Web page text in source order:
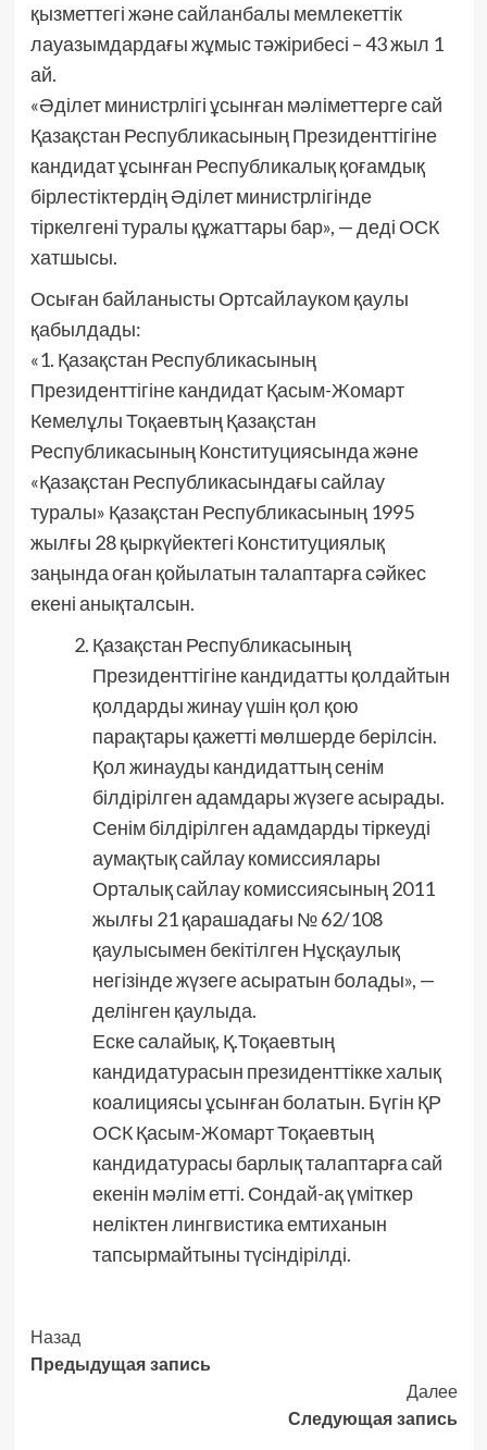
қызметтегі және сайланбалы мемлекеттік
лауазымдардағы жұмыс тәжірибесі – 43 жыл 1
ай.
«Әділет министрлігі ұсынған мәліметтерге сай
Қазақстан Республикасының Президенттігіне
кандидат ұсынған Республикалық қоғамдық
бірлестіктердің Әділет министрлігінде
тіркелгені туралы құжаттары бар», — деді ОСК
хатшысы.
Осыған байланысты Ортсайлауком қаулы
қабылдады:
«1. Қазақстан Республикасының
Президенттігіне кандидат Қасым-Жомарт
Кемелұлы Тоқаевтың Қазақстан
Республикасының Конституциясында және
«Қазақстан Республикасындағы сайлау
туралы» Қазақстан Республикасының 1995
жылғы 28 қыркүйектегі Конституциялық
заңында оған қойылатын талаптарға сәйкес
екені анықталсын.
Қазақстан Республикасының
Президенттігіне кандидатты қолдайтын
қолдарды жинау үшін қол қою
парақтары қажетті мөлшерде берілсін.
Қол жинауды кандидаттың сенім
білдірілген адамдары жүзеге асырады.
Сенім білдірілген адамдарды тіркеуді
аумақтық сайлау комиссиялары
Орталық сайлау комиссиясының 2011
жылғы 21 қарашадағы № 62/108
қаулысымен бекітілген Нұсқаулық
негізінде жүзеге асыратын болады», —
делінген қаулыда.
Еске салайық, Қ.Тоқаевтың
кандидатурасын президенттікке халық
коалициясы ұсынған болатын. Бүгін ҚР
ОСК Қасым-Жомарт Тоқаевтың
кандидатурасы барлық талаптарға сай
екенін мәлім етті. Сондай-ақ үміткер
неліктен лингвистика емтиханын
тапсырмайтыны түсіндірілді.
Post
Navigation
Назад
Предыдущая запись
Далее
Следующая запись